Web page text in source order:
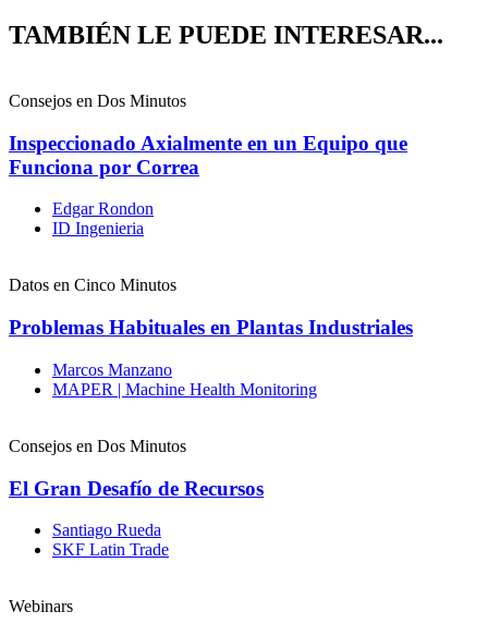
TAMBIÉN LE PUEDE INTERESAR...
Consejos en Dos Minutos
Inspeccionado Axialmente en un Equipo que
Funciona por Correa
Edgar Rondon
ID Ingenieria
Datos en Cinco Minutos
Problemas Habituales en Plantas Industriales
Marcos Manzano
MAPER | Machine Health Monitoring
Consejos en Dos Minutos
El Gran Desafío de Recursos
Santiago Rueda
SKF Latin Trade
Webinars